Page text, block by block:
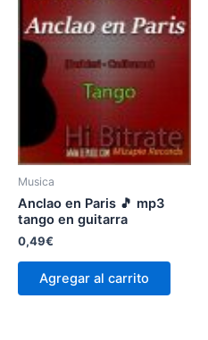
Musica
Anclao en Paris 🎵 mp3
tango en guitarra
0,49€
Agregar al carrito